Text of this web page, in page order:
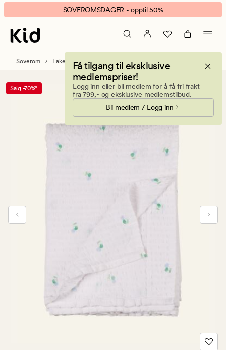
Fanny
laken
flatt
banner.
Klikk
ESCAPE
pause.
SOVEROMSDAGER - opptil 50%
Få tilgang til eksklusive
medlemspriser!
Logg inn eller bli medlem for å få fri frakt
fra 799,- og eksklusive medlemstilbud.
Bli medlem / Logg inn
Soverom Laken Flate laken
Salg -70%*